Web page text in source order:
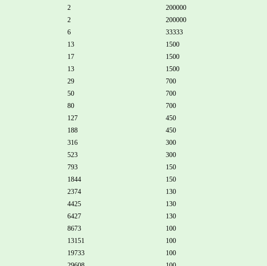
2
200000
2
200000
6
33333
13
1500
17
1500
13
1500
29
700
50
700
80
700
127
450
188
450
316
300
523
300
793
150
1844
150
2374
130
4425
130
6427
130
8673
100
13151
100
19733
100